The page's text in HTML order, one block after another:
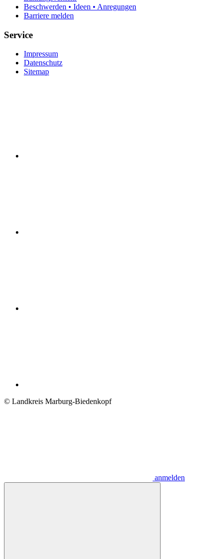
Beschwerden • Ideen • Anregungen
Barriere melden
Service
Impressum
Datenschutz
Sitemap
© Landkreis Marburg-Biedenkopf
anmelden